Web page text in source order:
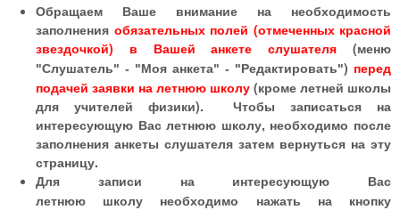
Обращаем Ваше внимание на необходимость
заполнения обязательных полей (отмеченных красной
звездочкой) в Вашей анкете слушателя (меню
"Слушатель" - "Моя анкета" - "Редактировать") перед
подачей заявки на летнюю школу (кроме летней школы
для учителей физики). Чтобы записаться на
интересующую Вас летнюю школу, необходимо после
заполнения анкеты слушателя затем вернуться на эту
страницу.
Для записи на интересующую Вас
летнюю школу необходимо нажать на кнопку